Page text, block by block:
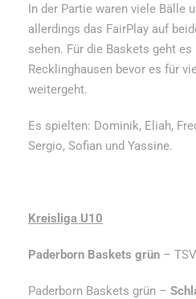
In der Partie waren viele Bälle
allerdings das FairPlay auf
sehen. Für die Baskets geht
Recklinghausen bevor es für
weitergeht.
Es spielten: Dominik, Eliah,
Sergio, Sofian und Yassine.
Kreisliga U10
Paderborn Baskets grün –
Paderborn Baskets grün –